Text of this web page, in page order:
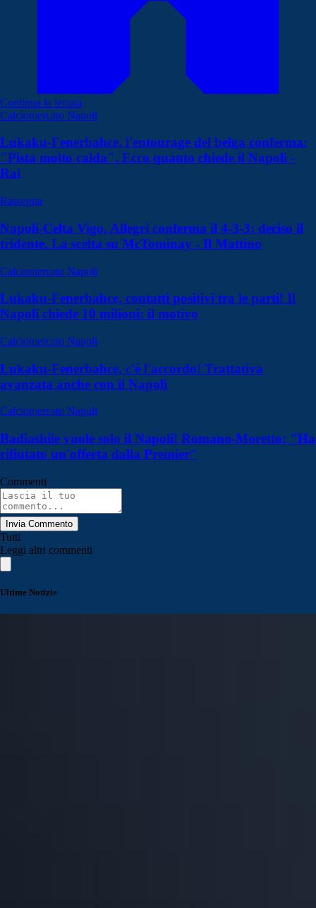
Continua la lettura
Calciomercato Napoli
Lukaku-Fenerbahce, l'entourage del belga conferma:
"Pista molto calda". Ecco quanto chiede il Napoli -
Rai
Rassegna
Napoli-Celta Vigo, Allegri conferma il 4-3-3: deciso il
tridente. La scelta su McTominay - Il Mattino
Calciomercato Napoli
Lukaku-Fenerbahce, contatti positivi tra le parti! Il
Napoli chiede 10 milioni: il motivo
Calciomercato Napoli
Lukaku-Fenerbahce, c'è l'accordo! Trattativa
avanzata anche con il Napoli
Calciomercato Napoli
Badiashile vuole solo il Napoli! Romano-Moretto: "Ha
rifiutato un'offerta dalla Premier"
Commenti
Invia Commento
Tutti
Leggi altri commenti
Ultime Notizie